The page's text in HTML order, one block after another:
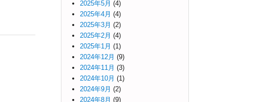
2025年5月 (4)
2025年4月 (4)
2025年3月 (2)
2025年2月 (4)
2025年1月 (1)
2024年12月 (9)
2024年11月 (3)
2024年10月 (1)
2024年9月 (2)
2024年8月 (9)